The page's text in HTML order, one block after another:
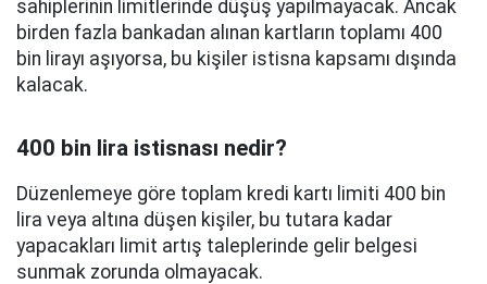
sahiplerinin limitlerinde düşüş yapılmayacak. Ancak
birden fazla bankadan alınan kartların toplamı 400
bin lirayı aşıyorsa, bu kişiler istisna kapsamı dışında
kalacak.
400 bin lira istisnası nedir?
Düzenlemeye göre toplam kredi kartı limiti 400 bin
lira veya altına düşen kişiler, bu tutara kadar
yapacakları limit artış taleplerinde gelir belgesi
sunmak zorunda olmayacak.